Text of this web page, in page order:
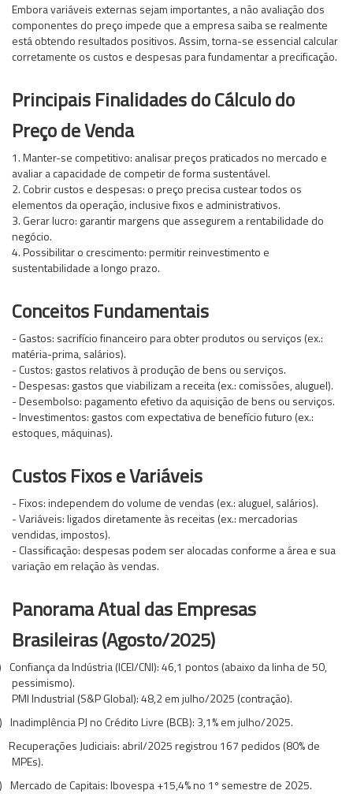
Embora variáveis externas sejam importantes, a não avaliação dos
componentes do preço impede que a empresa saiba se realmente
está obtendo resultados positivos. Assim, torna-se essencial calcular
corretamente os custos e despesas para fundamentar a precificação.
Principais Finalidades do Cálculo do
Preço de Venda
1. Manter-se competitivo: analisar preços praticados no mercado e
avaliar a capacidade de competir de forma sustentável.
2. Cobrir custos e despesas: o preço precisa custear todos os
elementos da operação, inclusive fixos e administrativos.
3. Gerar lucro: garantir margens que assegurem a rentabilidade do
negócio.
4. Possibilitar o crescimento: permitir reinvestimento e
sustentabilidade a longo prazo.
Conceitos Fundamentais
- Gastos: sacrifício financeiro para obter produtos ou serviços (ex.:
matéria-prima, salários).
- Custos: gastos relativos à produção de bens ou serviços.
- Despesas: gastos que viabilizam a receita (ex.: comissões, aluguel).
- Desembolso: pagamento efetivo da aquisição de bens ou serviços.
- Investimentos: gastos com expectativa de benefício futuro (ex.:
estoques, máquinas).
Custos Fixos e Variáveis
- Fixos: independem do volume de vendas (ex.: aluguel, salários).
- Variáveis: ligados diretamente às receitas (ex.: mercadorias
vendidas, impostos).
- Classificação: despesas podem ser alocadas conforme a área e sua
variação em relação às vendas.
Panorama Atual das Empresas
Brasileiras (Agosto/2025)
Confiança da Indústria (ICEI/CNI): 46,1 pontos (abaixo da linha de 50,
pessimismo).
PMI Industrial (S&P Global): 48,2 em julho/2025 (contração).
Inadimplência PJ no Crédito Livre (BCB): 3,1% em julho/2025.
Recuperações Judiciais: abril/2025 registrou 167 pedidos (80% de
MPEs).
Mercado de Capitais: Ibovespa +15,4% no 1º semestre de 2025.